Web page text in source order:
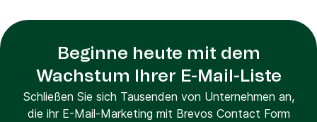
Beginne heute mit dem
Wachstum Ihrer E-Mail-Liste
Schließen Sie sich Tausenden von Unternehmen an,
die ihr E-Mail-Marketing mit Brevos Contact Form